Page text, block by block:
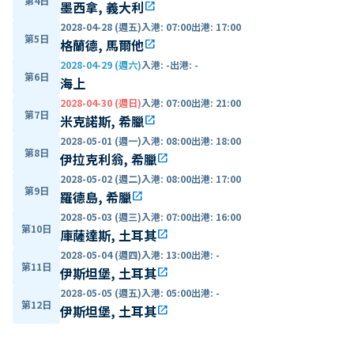
墨西拿, 義大利open_in_new
第5日
2028-04-28 (週五)入港: 07:00出港: 17:00
格蘭德, 馬爾他open_in_new
第6日
2028-04-29 (週六)入港: -出港: -
海上
第7日
2028-04-30 (週日)入港: 07:00出港: 21:00
米克諾斯, 希臘open_in_new
第8日
2028-05-01 (週一)入港: 08:00出港: 18:00
伊拉克利翁, 希臘open_in_new
第9日
2028-05-02 (週二)入港: 08:00出港: 17:00
羅德島, 希臘open_in_new
第10日
2028-05-03 (週三)入港: 07:00出港: 16:00
庫薩達斯, 土耳其open_in_new
第11日
2028-05-04 (週四)入港: 13:00出港: -
伊斯坦堡, 土耳其open_in_new
第12日
2028-05-05 (週五)入港: 05:00出港: -
伊斯坦堡, 土耳其open_in_new